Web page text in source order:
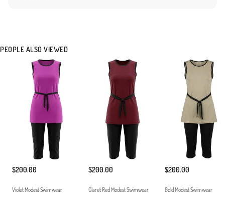
direkt güneş ışığına maruz bırakılmadan kurutulması önerilir.ankeninin Ölçüleri: Beden
Made in Türkiye
PEOPLE ALSO VIEWED
$200.00
Violet Modest Swimwear
$200.00
Claret Red Modest Swimwear
$200.00
Gold Modest Swimwear